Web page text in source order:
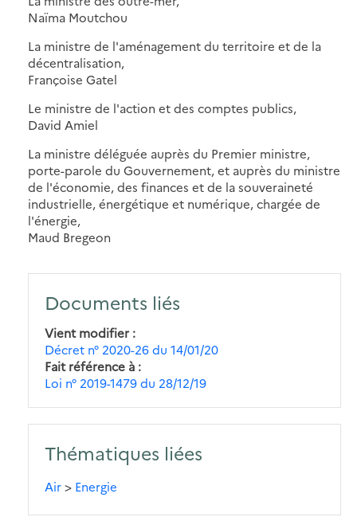
Naïma Moutchou
La ministre de l'aménagement du territoire et de la
décentralisation,
Françoise Gatel
Le ministre de l'action et des comptes publics,
David Amiel
La ministre déléguée auprès du Premier ministre,
porte-parole du Gouvernement, et auprès du ministre
de l'économie, des finances et de la souveraineté
industrielle, énergétique et numérique, chargée de
l'énergie,
Maud Bregeon
Documents liés
Vient modifier
Décret n° 2020-26 du 14/01/20
Fait référence à
Loi n° 2019-1479 du 28/12/19
Thématiques liées
Air> Energie